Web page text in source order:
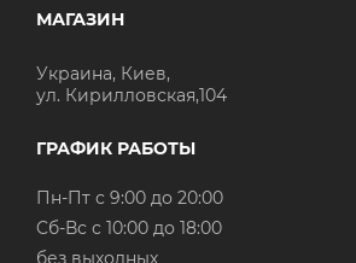
МАГАЗИН
Украина, Киев,
ул. Кирилловская,104
ГРАФИК РАБОТЫ
Пн-Пт с 9:00 до 20:00
Cб-Вс с 10:00 до 18:00
без выходных